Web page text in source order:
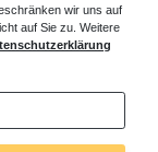
wir uns auf
auf Sie zu. Weitere